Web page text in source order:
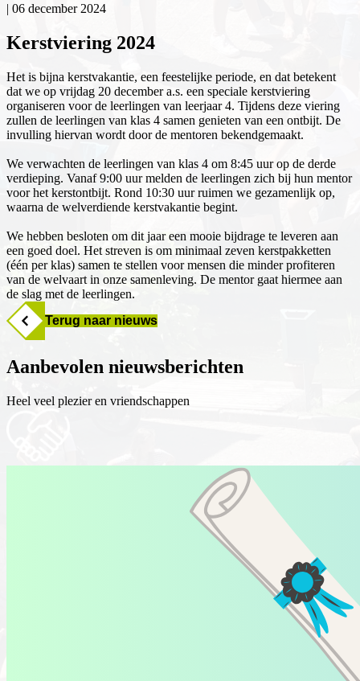
| 06 december 2024
Kerstviering 2024
Het is bijna kerstvakantie, een feestelijke periode, en dat betekent
dat we op vrijdag 20 december a.s. een speciale kerstviering
organiseren voor de leerlingen van leerjaar 4. Tijdens deze viering
zullen de leerlingen van klas 4 samen genieten van een ontbijt. De
invulling hiervan wordt door de mentoren bekendgemaakt.
We verwachten de leerlingen van klas 4 om 8:45 uur op de derde
verdieping. Vanaf 9:00 uur melden de leerlingen zich bij hun mentor
voor het kerstontbijt. Rond 10:30 uur ruimen we gezamenlijk op,
waarna de welverdiende kerstvakantie begint.
We hebben besloten om dit jaar een mooie bijdrage te leveren aan
een goed doel. Het streven is om minimaal zeven kerstpakketten
(één per klas) samen te stellen voor mensen die minder profiteren
van de welvaart in onze samenleving. De mentor gaat hiermee aan
de slag met de leerlingen.
Terug naar nieuws
Aanbevolen nieuwsberichten
Heel veel plezier en vriendschappen